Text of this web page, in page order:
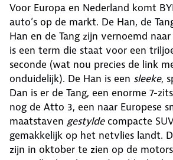
Voor Europa en Nederland komt
auto’s op de markt. De Han, de
Han en de Tang zijn vernoemd
is een term die staat voor een
seconde (wat nou precies de link
onduidelijk). De Han is een sleeke,
Dan is er de Tang, een enorme 7-
nog de Atto 3, een naar Europese
maatstaven gestyldecompacte
gemakkelijk op het netvlies landt.
zijn in oktober te zien op de